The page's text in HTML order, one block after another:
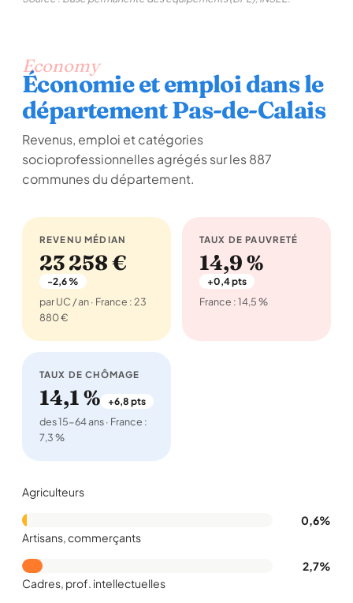
Economy
Économie et emploi dans le
département Pas-de-Calais
Revenus, emploi et catégories
socioprofessionnelles agrégés sur les 887
communes du département.
REVENU MÉDIAN
23 258 €
-2,6 %
par UC / an · France : 23
880 €
TAUX DE PAUVRETÉ
14,9 %
+0,4 pts
France : 14,5 %
TAUX DE CHÔMAGE
14,1 % +6,8 pts
des 15-64 ans · France :
7,3 %
Agriculteurs
0,6%
Artisans, commerçants
2,7%
Cadres, prof. intellectuelles